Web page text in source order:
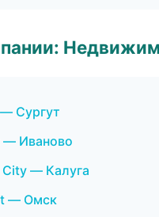
Сургут
— Иваново
City — Калуга
— Омск